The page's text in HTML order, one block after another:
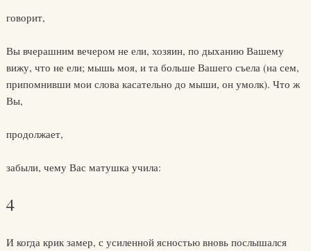
говорит,
Вы вчерашним вечером не ели, хозяин, по дыханию Вашему
вижу, что не ели; мышь моя, и та больше Вашего съела (на сем,
припомнивши мои слова касательно до мыши, он умолк). Что ж
Вы,
продолжает,
забыли, чему Вас матушка учила:
4
И когда крик замер, с усиленной ясностью вновь послышался